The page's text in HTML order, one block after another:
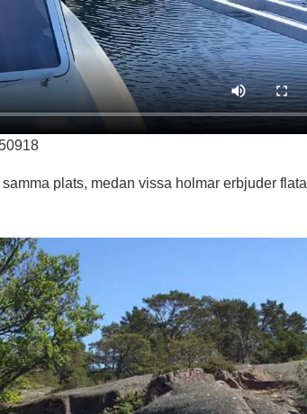
plats, medan vissa holmar erbjuder flata